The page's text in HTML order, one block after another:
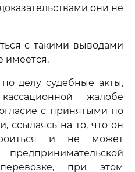
они не
с такими выводами
имеется.
делу судебные акты,
жалобе
с принятыми по
ссылаясь на то, что он
и не может
при этом